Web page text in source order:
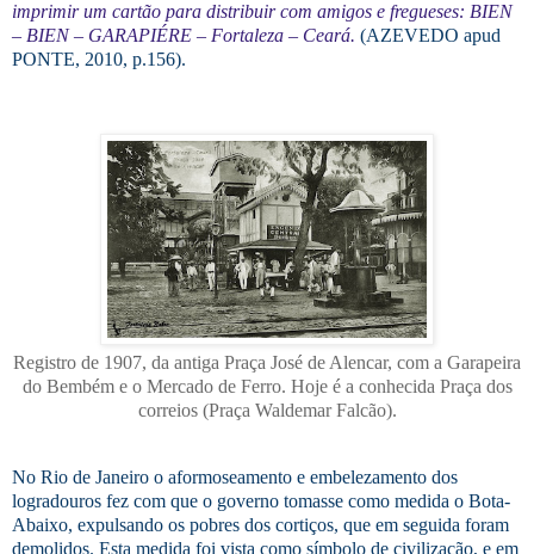
imprimir um cartão para distribuir com amigos e fregueses: BIEN
– BIEN – GARAPIÉRE – Fortaleza – Ceará. (AZEVEDO apud
PONTE, 2010, p.156).
Registro de 1907, da antiga Praça José de Alencar, com a Garapeira
do Bembém e o Mercado de Ferro. Hoje é a conhecida Praça dos
correios (Praça Waldemar Falcão).
No Rio de Janeiro o aformoseamento e embelezamento dos
logradouros fez com que o governo tomasse como medida o Bota-
Abaixo, expulsando os pobres dos cortiços, que em seguida foram
demolidos. Esta medida foi vista como símbolo de civilização, e em